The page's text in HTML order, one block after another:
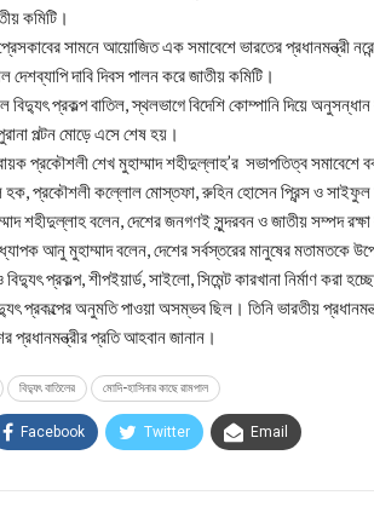
কমিটি।
সামনে আয়োজিত এক সমাবেশে ভারতের প্রধানমন্ত্রী
দাবি দিবস পালন করে জাতীয় কমিটি।
বিদ্যুৎ প্রকল্প বাতিল, স্থলভাগে বিদেশি কোম্পানি দিয়ে
পল্টন মোড়ে এসে শেষ হয়।
প্রকৌশলী শেখ মুহাম্মাদ শহীদুল্লাহ’র সভাপতিত্ব
হক, প্রকৌশলী কল্লোল মোস্তফা, রুহিন হোসেন প্রিন্স ও
শহীদুল্লাহ বলেন, দেশের জনগণই সুন্দরবন ও জাতীয় সম্পদ
আনু মুহাম্মাদ বলেন, দেশের সর্বস্তরের মানুষের মতামতকে
প্রকল্প, শীপইয়ার্ড, সাইলো, সিমেন্ট কারখানা নির্মাণ করা
প্রকল্পের অনুমতি পাওয়া অসম্ভব ছিল। তিনি ভারতীয়
প্রধানমন্ত্রীর প্রতি আহবান জানান।
বিদ্যুৎ বাতিলের মোদি-হাসিনার কাছে রামপাল
Facebook Twitter Email